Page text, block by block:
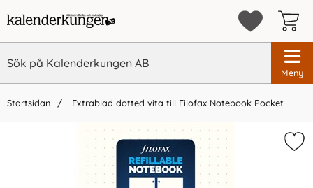
Meny
Startsidan Extrablad dotted vita till Filofax Notebook Pocket